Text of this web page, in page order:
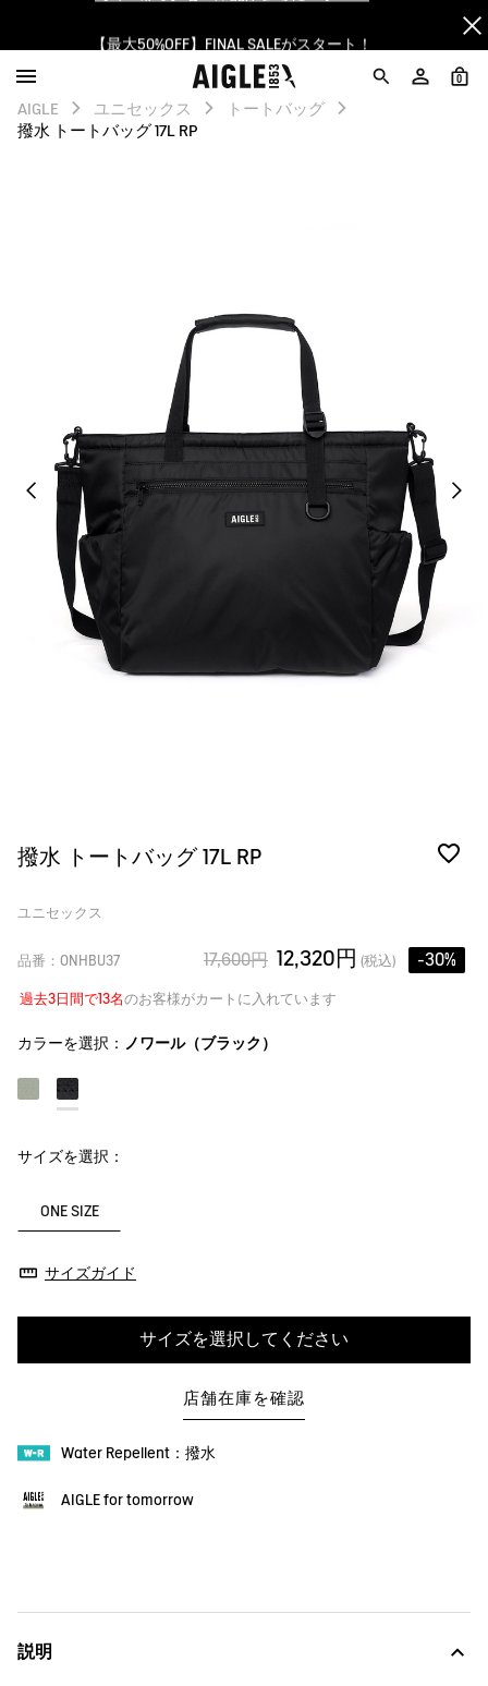
ログイン/会員登録で送料＆返品無料
AIGLE CLUB ポイントサービス終了のお知らせ
AIGLE CLUB ポイントサービス終了のお知らせ
0
AIGLE ユニセックス
トートバッグ
撥水 トートバッグ 17L RP
撥水 トートバッグ 17L RP
ユニセックス
品番：ONHBU37 17,600円 12,320円 (税込) -30%
過去3日間で13名のお客様がカートに入れています
カラーを選択： ノワール（ブラック）
サイズを選択：
ONE SIZE
サイズガイド
サイズを選択してください
店舗在庫を確認
Water Repellent：撥水
AIGLE for tomorrow
説明